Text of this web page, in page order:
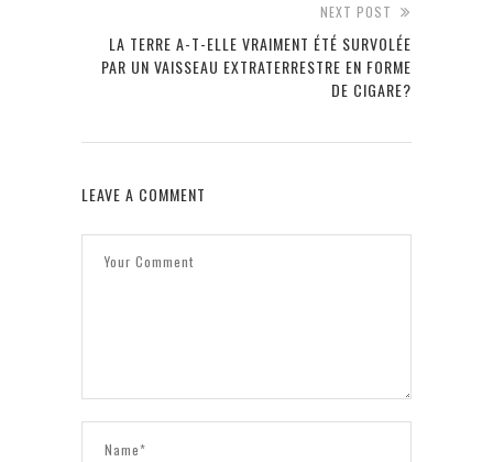
NEXT POST
LA TERRE A-T-ELLE VRAIMENT ÉTÉ SURVOLÉE
PAR UN VAISSEAU EXTRATERRESTRE EN FORME
DE CIGARE?
LEAVE A COMMENT